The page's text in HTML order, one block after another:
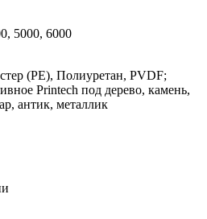
5000, 6000
(PE), Полиуретан, PVDF;
Printech под дерево, камень,
антик, металлик